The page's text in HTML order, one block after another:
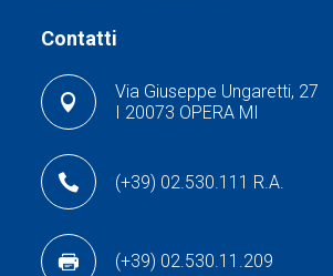
Contatti
Via Giuseppe Ungaretti, 27
I 20073 OPERA MI
(+39) 02.530.111 R.A.
(+39) 02.530.11.209